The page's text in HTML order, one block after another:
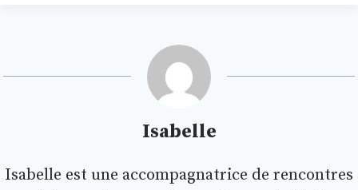
Isabelle
Isabelle est une accompagnatrice de rencontres